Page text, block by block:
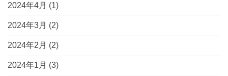
2024年4月 (1)
2024年3月 (2)
2024年2月 (2)
2024年1月 (3)